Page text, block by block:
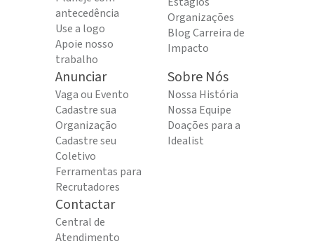
antecedência
Use a logo
Apoie nosso
trabalho
Organizações
Blog Carreira de
Impacto
Anunciar
Vaga ou Evento
Cadastre sua
Organização
Cadastre seu
Coletivo
Ferramentas para
Recrutadores
Sobre Nós
Nossa História
Nossa Equipe
Doações para a
Idealist
Contactar
Central de
Atendimento